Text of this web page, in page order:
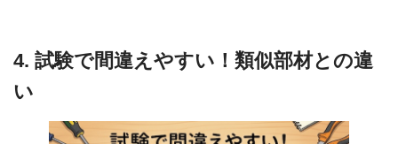
4. 試験で間違えやすい！類似部材との違
い